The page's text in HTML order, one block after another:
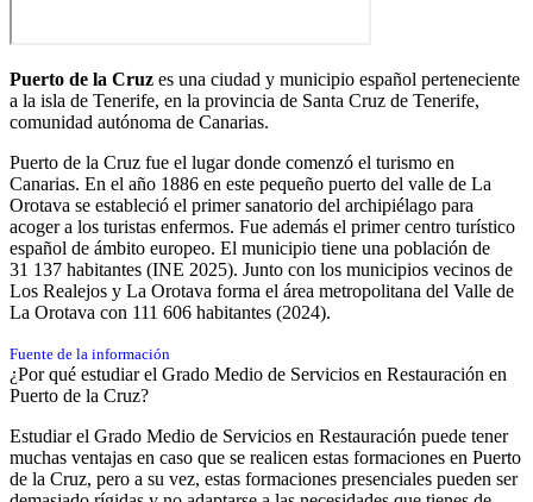
Puerto de la Cruz es una ciudad y municipio español perteneciente
a la isla de Tenerife, en la provincia de Santa Cruz de Tenerife,
comunidad autónoma de Canarias.
Puerto de la Cruz fue el lugar donde comenzó el turismo en
Canarias.​​ En el año 1886 en este pequeño puerto del valle de La
Orotava se estableció el primer sanatorio del archipiélago para
acoger a los turistas enfermos. Fue además el primer centro turístico
español de ámbito europeo.​ El municipio tiene una población de
31 137 habitantes (INE 2025). Junto con los municipios vecinos de
Los Realejos y La Orotava forma el área metropolitana del Valle de
La Orotava con 111 606 habitantes (2024).​
Fuente de la información
¿Por qué estudiar el Grado Medio de Servicios en Restauración en
Puerto de la Cruz?
Estudiar el Grado Medio de Servicios en Restauración puede tener
muchas ventajas en caso que se realicen estas formaciones en Puerto
de la Cruz, pero a su vez, estas formaciones presenciales pueden ser